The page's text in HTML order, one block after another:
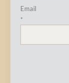
Email
*